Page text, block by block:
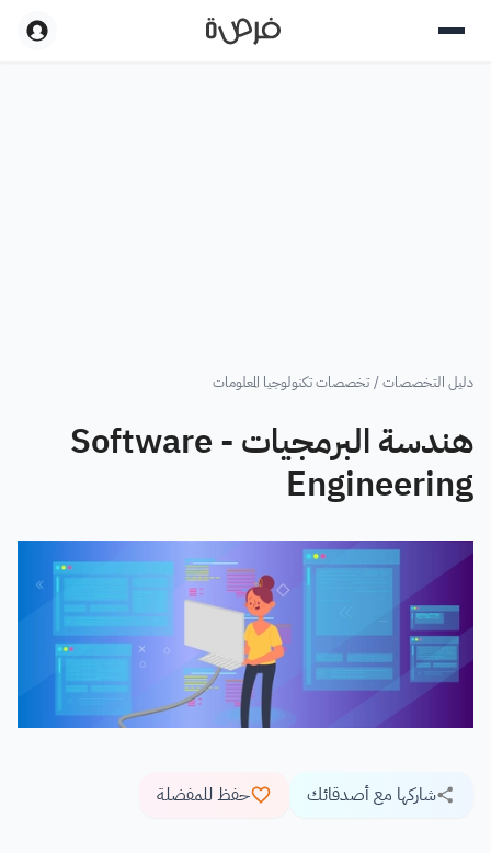
دليل التخصصات/ تخصصات تكنولوجيا المعلومات
هندسة البرمجيات - Software
Engineering
شاركها مع أصدقائك حفظ للمفضلة